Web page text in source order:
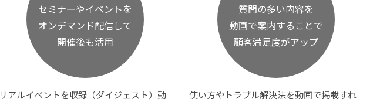
セミナーやイベントを
オンデマンド配信して
開催後も活用
リアルイベントを収録（ダイジェスト）動
質問の多い内容を
動画で案内することで
顧客満足度がアップ
使い方やトラブル解決法を動画で掲載すれ